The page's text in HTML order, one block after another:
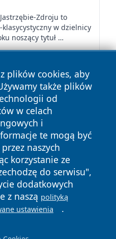
Zdroju to
klasycystyczny w dzielnicy
noszący tytuł …
plików cookies, aby
także plików
od
w celach
i
te mogą być
naszych
korzystanie ze
do serwisu",
dodatkowych
z naszą polityką
ustawienia .
Wszystkie prawa
Polityka
Cookies